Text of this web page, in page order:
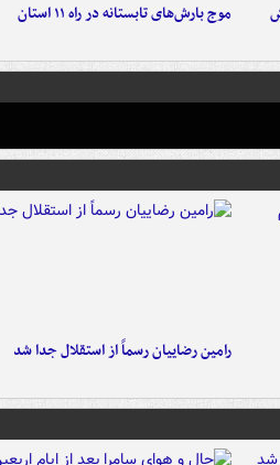
موج بارش‌های تابستانه در راه ۱۱ استان
رامین رضاییان رسماً از استقلال جدا شد